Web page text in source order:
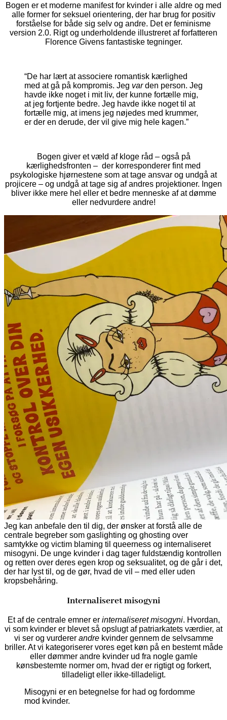
Bogen er et moderne manifest for kvinder i alle aldre og med
alle former for seksuel orientering, der har brug for positiv
forståelse for både sig selv og andre. Det er feminisme
version 2.0. Rigt og underholdende illustreret af forfatteren
Florence Givens fantastiske tegninger.
“De har lært at associere romantisk kærlighed
med at gå på kompromis. Jeg varden person. Jeg
havde ikke noget i mit liv, der kunne fortælle mig,
at jeg fortjente bedre. Jeg havde ikke noget til at
fortælle mig, at imens jeg nøjedes med krummer,
er der en derude, der vil give mig hele kagen.”
Bogen giver et væld af kloge råd – også på
kærlighedsfronten – der korresponderer fint med
psykologiske hjørnestene som at tage ansvar og undgå at
projicere – og undgå at tage sig af andres projektioner. Ingen
bliver ikke mere hel eller et bedre menneske af at dømme
eller nedvurdere andre!
Jeg kan anbefale den til dig, der ønsker at forstå alle de
centrale begreber som gaslighting og ghosting over
samtykke og victim blaming til queerness og internaliseret
misogyni. De unge kvinder i dag tager fuldstændig kontrollen
og retten over deres egen krop og seksualitet, og de går i det,
der har lyst til, og de gør, hvad de vil – med eller uden
kropsbehåring.
Internaliseret misogyni
Et af de centrale emner erinternaliseret misogyni. Hvordan,
vi som kvinder er blevet så opslugt af patriarkatets værdier, at
vi ser og vurderer andrekvinder gennem de selvsamme
briller. At vi kategoriserer vores eget køn på en bestemt måde
eller dømmer andre kvinder ud fra nogle gamle
kønsbestemte normer om, hvad der er rigtigt og forkert,
tilladeligt eller ikke-tilladeligt.
Misogyni er en betegnelse for had og fordomme
mod kvinder.